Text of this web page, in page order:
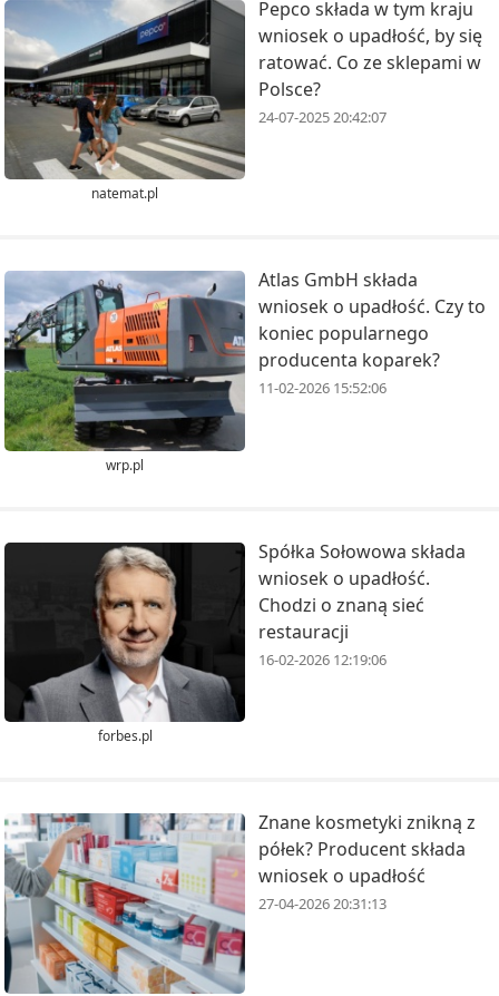
natemat.pl
Pepco składa w tym kraju
wniosek o upadłość, by się
ratować. Co ze sklepami w
Polsce?
24-07-2025 20:42:07
wrp.pl
Atlas GmbH składa
wniosek o upadłość. Czy to
koniec popularnego
producenta koparek?
11-02-2026 15:52:06
forbes.pl
Spółka Sołowowa składa
wniosek o upadłość.
Chodzi o znaną sieć
restauracji
16-02-2026 12:19:06
Znane kosmetyki znikną z
półek? Producent składa
wniosek o upadłość
27-04-2026 20:31:13